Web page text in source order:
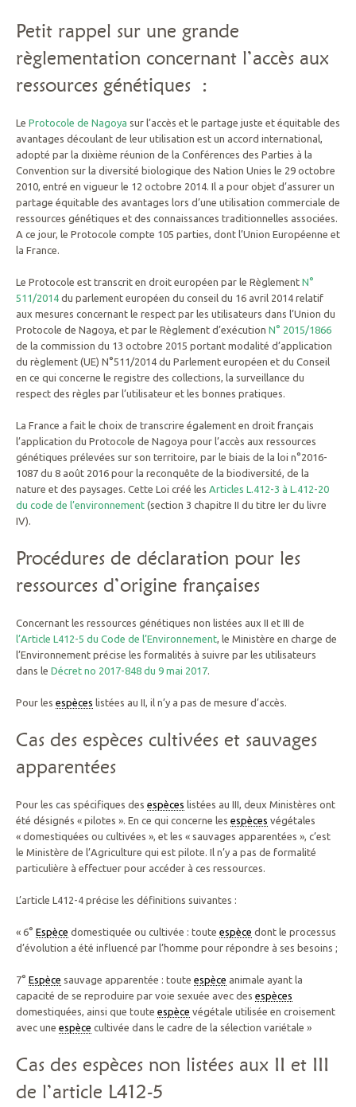
Petit rappel sur une grande
règlementation concernant l’accès aux
ressources génétiques :
Le Protocole de Nagoya sur l’accès et le partage juste et équitable des
avantages découlant de leur utilisation est un accord international,
adopté par la dixième réunion de la Conférences des Parties à la
Convention sur la diversité biologique des Nation Unies le 29 octobre
2010, entré en vigueur le 12 octobre 2014. Il a pour objet d’assurer un
partage équitable des avantages lors d’une utilisation commerciale de
ressources génétiques et des connaissances traditionnelles associées.
A ce jour, le Protocole compte 105 parties, dont l’Union Européenne et
la France.
Le Protocole est transcrit en droit européen par le Règlement N°
511/2014 du parlement européen du conseil du 16 avril 2014 relatif
aux mesures concernant le respect par les utilisateurs dans l’Union du
Protocole de Nagoya, et par le Règlement d’exécution N° 2015/1866
de la commission du 13 octobre 2015 portant modalité d’application
du règlement (UE) N°511/2014 du Parlement européen et du Conseil
en ce qui concerne le registre des collections, la surveillance du
respect des règles par l’utilisateur et les bonnes pratiques.
La France a fait le choix de transcrire également en droit français
l’application du Protocole de Nagoya pour l’accès aux ressources
génétiques prélevées sur son territoire, par le biais de la loi n°2016-
1087 du 8 août 2016 pour la reconquête de la biodiversité, de la
nature et des paysages. Cette Loi créé les Articles L.412-3 à L.412-20
du code de l’environnement (section 3 chapitre II du titre Ier du livre
IV).
Procédures de déclaration pour les
ressources d’origine françaises
Concernant les ressources génétiques non listées aux II et III de
l’Article L412-5 du Code de l’Environnement, le Ministère en charge de
l’Environnement précise les formalités à suivre par les utilisateurs
dans le Décret no 2017-848 du 9 mai 2017.
Pour les espèces listées au II, il n’y a pas de mesure d’accès.
Cas des espèces cultivées et sauvages
apparentées
Pour les cas spécifiques des espèces listées au III, deux Ministères ont
été désignés « pilotes ». En ce qui concerne les espèces végétales
« domestiquées ou cultivées », et les « sauvages apparentées », c’est
le Ministère de l’Agriculture qui est pilote. Il n’y a pas de formalité
particulière à effectuer pour accéder à ces ressources.
L’article L412-4 précise les définitions suivantes :
« 6° Espèce domestiquée ou cultivée : toute espèce dont le processus
d’évolution a été influencé par l’homme pour répondre à ses besoins ;
7° Espèce sauvage apparentée : toute espèce animale ayant la
capacité de se reproduire par voie sexuée avec des espèces
domestiquées, ainsi que toute espèce végétale utilisée en croisement
avec une espèce cultivée dans le cadre de la sélection variétale »
Cas des espèces non listées aux II et III
de l’article L412-5